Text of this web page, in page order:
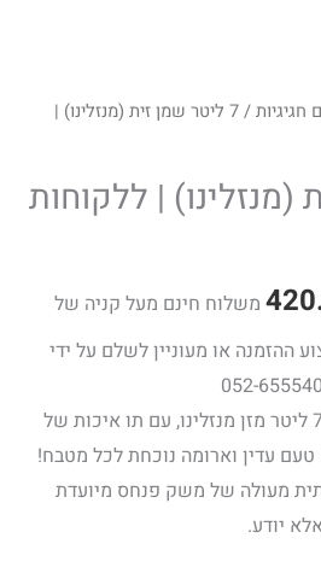
חגיגיות
/ 7 ליטר שמן זית (מנזלינו) |
(מנזלינו) | ללקוחות
משלוח חינם מעל קניה של
ההזמנה או מעוניין לשלם על ידי
🌿 שמן זית כתית מעולה 7 ליטר מזן מנזלינו, עם תו איכות של
עדין וארומה נוכחת לכל מטבח!
כתית מעולה של משק פנחס מיועדת
יודע.